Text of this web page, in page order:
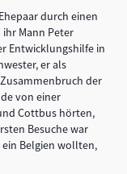
durch einen
Mann Peter
Entwicklungshilfe in
er als
der
von einer
Cottbus hörten,
Besuche war
ein Belgien wollten,